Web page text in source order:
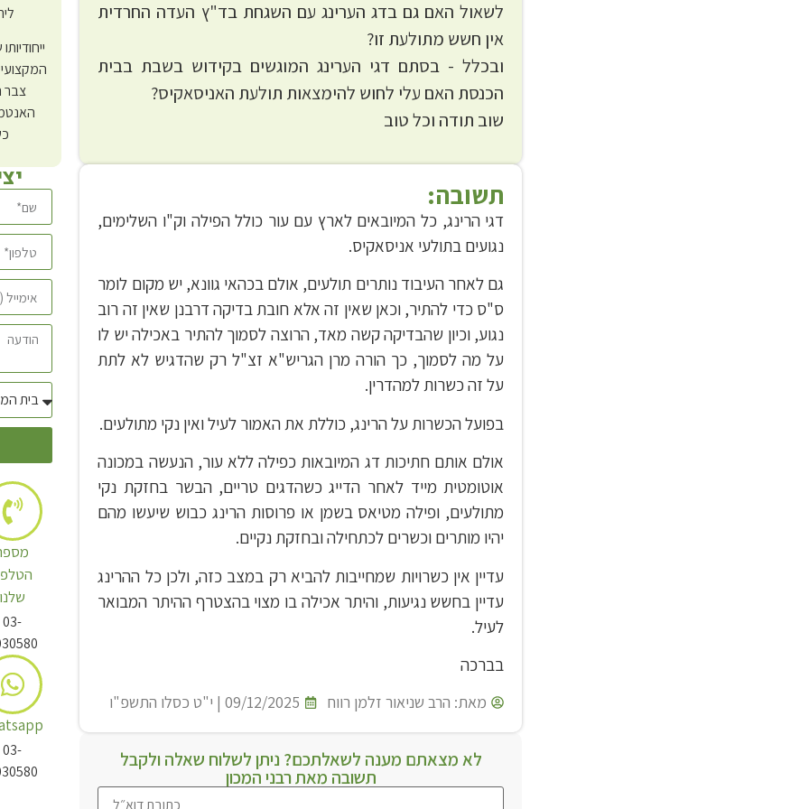
לשאול האם גם בדג הערינג עם השגחת בד"ץ העדה החרדית
אין חשש מתולעת זו?
ובכלל - בסתם דגי הערינג המוגשים בקידוש בשבת בבית
הכנסת האם עלי לחוש להימצאות תולעת האניסאקיס?
שוב תודה וכל טוב
תשובה:
דגי הרינג, כל המיובאים לארץ עם עור כולל הפילה וק"ו השלימים,
נגועים בתולעי אניסאקיס.
גם לאחר העיבוד נותרים תולעים, אולם בכהאי גוונא, יש מקום לומר
ס"ס כדי להתיר, וכאן שאין זה אלא חובת בדיקה דרבנן שאין זה רוב
נגוע, וכיון שהבדיקה קשה מאד, הרוצה לסמוך להתיר באכילה יש לו
על מה לסמוך, כך הורה מרן הגריש"א זצ"ל רק שהדגיש לא לתת
על זה כשרות למהדרין.
בפועל הכשרות על הרינג, כוללת את האמור לעיל ואין נקי מתולעים.
אולם אותם חתיכות דג המיובאות כפילה ללא עור, הנעשה במכונה
אוטומטית מייד לאחר הדייג כשהדגים טריים, הבשר בחזקת נקי
מתולעים, ופילה מטיאס בשמן או פרוסות הרינג כבוש שיעשו מהם
יהיו מותרים וכשרים לכתחילה ובחזקת נקיים.
עדיין אין כשרויות שמחייבות להביא רק במצב כזה, ולכן כל ההרינג
עדיין בחשש נגיעות, והיתר אכילה בו מצוי בהצטרף ההיתר המבואר
לעיל.
בברכה
מאת: הרב שניאור זלמן רווח 09/12/2025 | י"ט כסלו התשפ"ו
לא מצאתם מענה לשאלתכם? ניתן לשלוח שאלה ולקבל
תשובה מאת רבני המכון
צבר
שלנו
03-
03-